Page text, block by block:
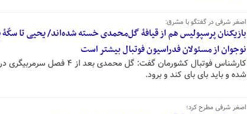
اصغر شرفی در گفتگو با مشرق:
بازیکنان پرسپولیس هم از قیافهٔ گل‌محمدی خسته شده‌اند/ یحیی تا
نوجوان از مسئولان فدراسیون فوتبال بیشتر است
کارشناس فوتبال کشورمان گفت:
شده و باید بای بای کند و برود.
اصغر شرفی مطرح کرد؛